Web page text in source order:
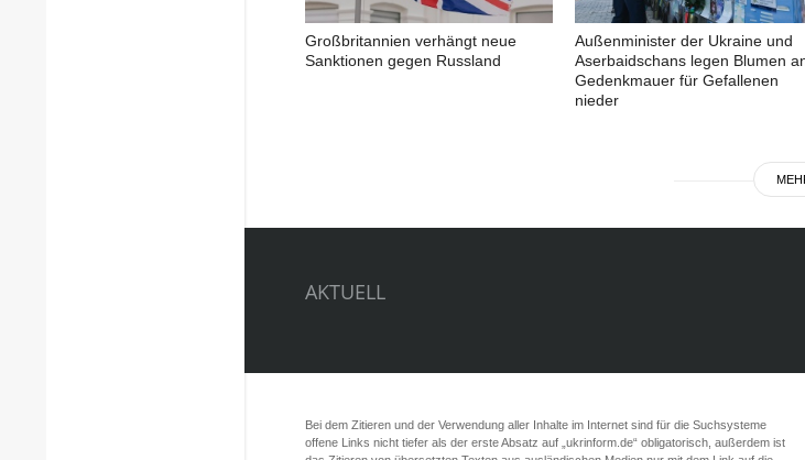
Großbritannien verhängt neue
Sanktionen gegen Russland
Außenminister der Ukraine und
Aserbaidschans legen Blumen
Gedenkmauer für Gefallenen
nieder
AKTUELL
Bei dem Zitieren und der Verwendung aller Inhalte im Internet sind für die Suchsysteme
offene Links nicht tiefer als der erste Absatz auf „ukrinform.de“ obligatorisch, außerdem ist